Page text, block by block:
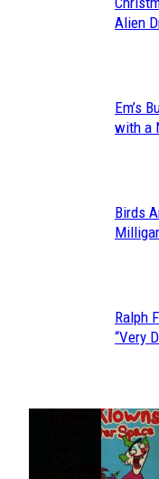
Alien
Em’s
with a
Birds
Ralph
“Very
JUST FUN
Can